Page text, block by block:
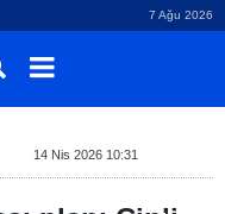
7 Ağu 2026
14 Nis 2026 10:31